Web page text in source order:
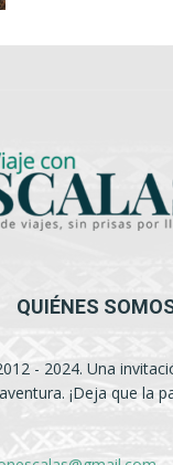
QUIÉNES
- 2024. Una
¡Deja que la